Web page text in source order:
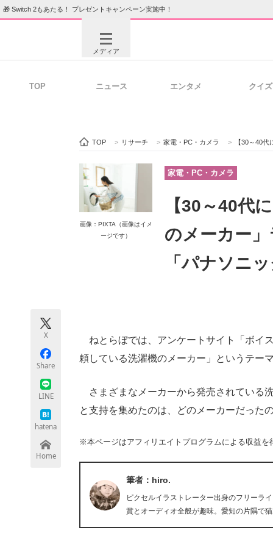
🎁 Switch 2もあたる！ プレゼントキャンペーン実施中！
メディア
ビジネスと働き方のヒント
ITエンジニア向け専門サイト
ちょっと気になるネットの話題
TOP ニュース エンタメ クイズ
TOP > リサーチ > 家電・PC・カメラ > 【30～40代に
画像：PIXTA（画像はイメ
ージです）
家電・PC・カメラ
【30～40代
のメーカー
「パナソニ
X
Share
LINE
hatena
Home
ねとらぼでは、アンケートサイト「ボイ
頼している洗濯機のメーカー」というテー
さまざまなメーカーから発売されている
と支持を集めたのは、どのメーカーだった
※本ページはアフィリエイトプログラムによる収益を
筆者：hiro.
ピクセルイラストレーター出身のフリーラ
賞とオーディオ全般が趣味。愛知の片隅で